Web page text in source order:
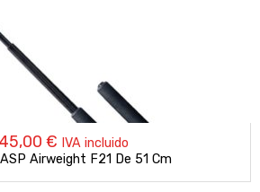
€ IVA incluido
Airweight F21 De 51 Cm